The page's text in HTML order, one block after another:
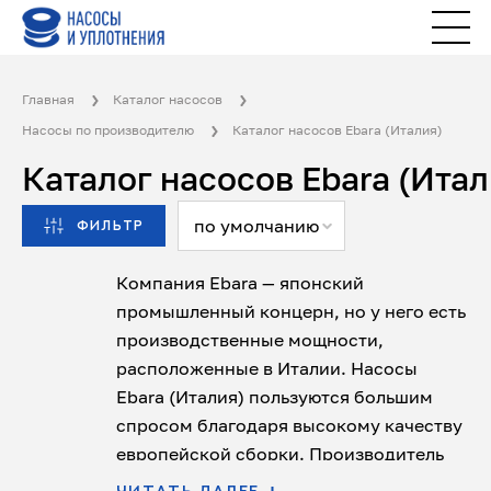
Главная
Каталог насосов
Насосы по производителю
Каталог насосов Ebara (Италия)
Каталог насосов Ebara
ФИЛЬТР по умолчанию
Компания Ebara — японский
промышленный концерн, но у него есть
производственные мощности,
расположенные в Италии. Насосы
Ebara (Италия) пользуются большим
спросом благодаря высокому качеству
европейской сборки. Производитель
специализируется на выпуске